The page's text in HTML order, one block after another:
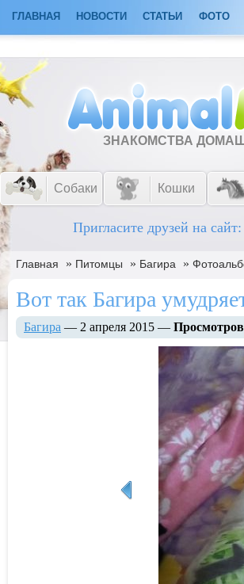
ГЛАВНАЯ НОВОСТИ СТАТЬИ ФОТО
ЗНАКОМСТВА
Собаки Кошки
Пригласите друзей на сайт:
Главная » Питомцы » Багира »
Вот так Багира
Багира — 2 апреля 2015 —